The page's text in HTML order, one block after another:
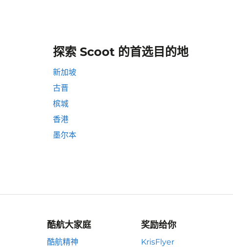
探索 Scoot 的首选目的地
新加坡
古晋
槟城
香港
墨尔本
酷航大家庭
酷航精神
奖励给你
KrisFlyer